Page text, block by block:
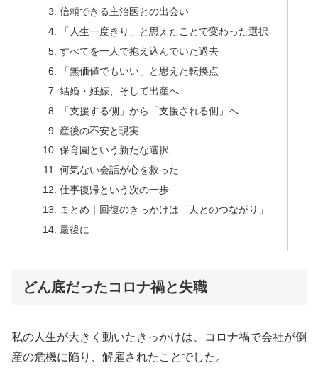
信頼できる主治医との出会い
「人生一度きり」と思えたことで変わった選択
すべてを一人で抱え込んでいた過去
「無価値でもいい」と思えた転換点
結婚・妊娠、そして出産へ
「支援する側」から「支援される側」へ
産後の不安と現実
保育園という新たな選択
何気ない会話が心を救った
仕事復帰という次の一歩
まとめ｜回復のきっかけは「人とのつながり」
最後に
どん底だったコロナ禍と失職
私の人生が大きく動いたきっかけは、コロナ禍で会社が倒
産の危機に陥り、解雇されたことでした。